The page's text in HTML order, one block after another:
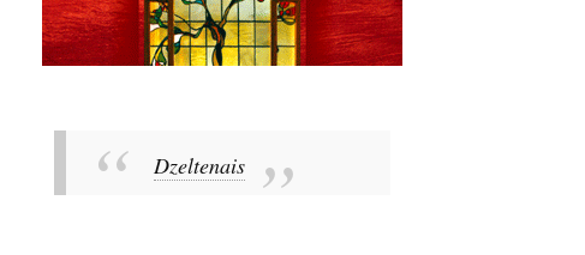
Dzeltenais